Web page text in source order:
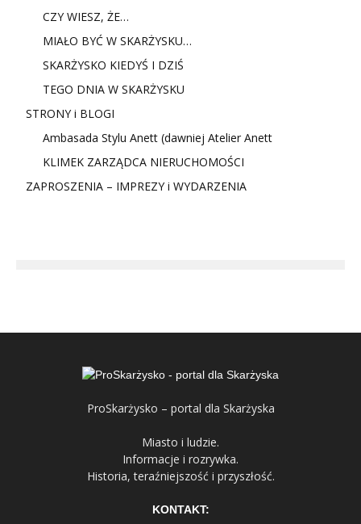
CZY WIESZ, ŻE…
MIAŁO BYĆ W SKARŻYSKU…
SKARŻYSKO KIEDYŚ I DZIŚ
TEGO DNIA W SKARŻYSKU
STRONY i BLOGI
Ambasada Stylu Anett (dawniej Atelier Anett
KLIMEK ZARZĄDCA NIERUCHOMOŚCI
ZAPROSZENIA – IMPREZY i WYDARZENIA
ProSkarżysko – portal dla Skarżyska
Miasto i ludzie.
Informacje i rozrywka.
Historia, teraźniejszość i przyszłość.
KONTAKT: